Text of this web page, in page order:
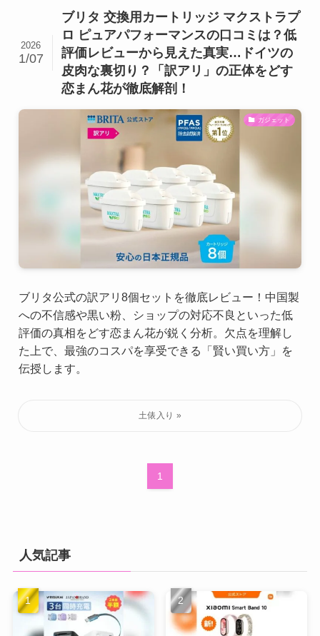
ブリタ 交換用カートリッジ マクストラプ
ロ ピュアパフォーマンスの口コミは？低
評価レビューから見えた真実…ドイツの
皮肉な裏切り？「訳アリ」の正体をどす
恋まん花が徹底解剖！
2026
1/07
ガジェット
ブリタ公式の訳アリ8個セットを徹底レビュー！中国製
への不信感や黒い粉、ショップの対応不良といった低
評価の真相をどす恋まん花が鋭く分析。欠点を理解し
た上で、最強のコスパを享受できる「賢い買い方」を
伝授します。
1
人気記事